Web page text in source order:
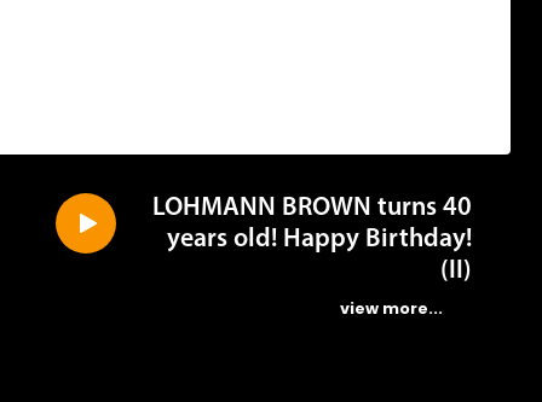
LOHMANN BROWN turns 40
years old! Happy Birthday!